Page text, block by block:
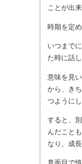
ことが出
時期を定
いつまで
た時に話
意味を見
から、き
つように
すると、
んだこと
なり、成